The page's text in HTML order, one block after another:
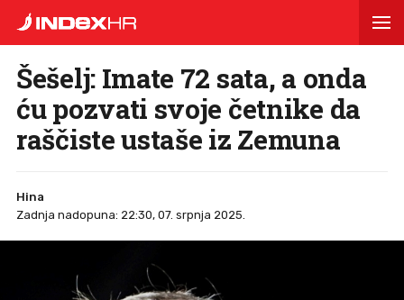
Šešelj: Imate 72 sata, a onda
ću pozvati svoje četnike da
raščiste ustaše iz Zemuna
Hina
Zadnja nadopuna: 22:30, 07. srpnja 2025.